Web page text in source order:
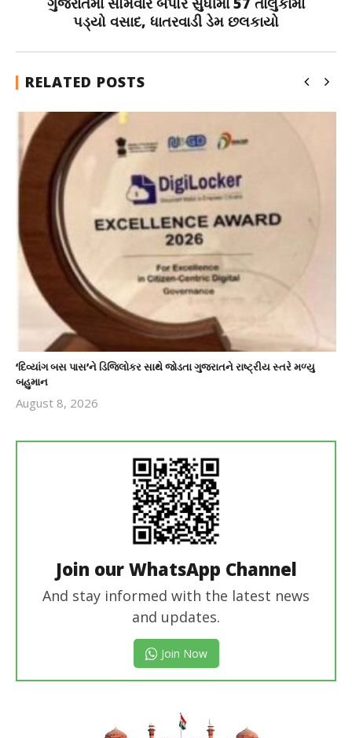
પડ્યો વસાદ, ધાતરવાડી ડેમ છલકાયો
RELATED POSTS
‘દિવ્યાંગ બસ પાસ’ને ડિજિલોકર સાથે જોડતા ગુજરાતને રાષ્ટ્રીય સ્તરે મળ્યુ
બહુમાન
August 8, 2026
Join our WhatsApp Channel
And stay informed with the latest news
and updates.
Join Now